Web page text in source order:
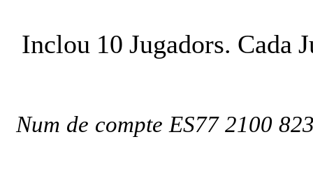
Inclou 10 Jugadors. Cada J
Num de compte ES77 2100